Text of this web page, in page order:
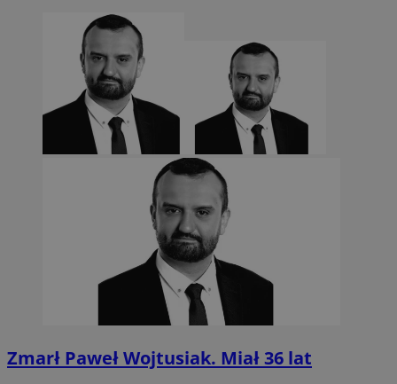
Zmarł Paweł Wojtusiak. Miał 36 lat
CookieScriptConsent
CookieScript